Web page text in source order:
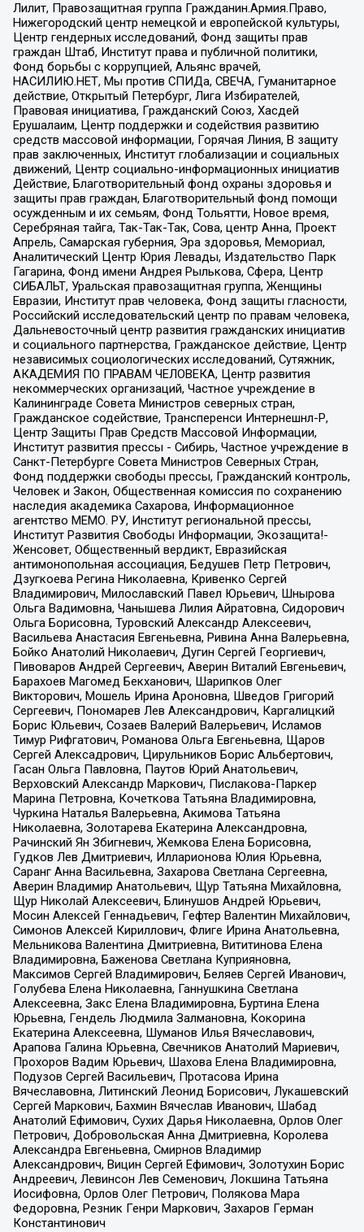
Лилит, Правозащитная группа Гражданин.Армия.Право,
Нижегородский центр немецкой и европейской культуры,
Центр гендерных исследований, Фонд защиты прав
граждан Штаб, Институт права и публичной политики,
Фонд борьбы с коррупцией, Альянс врачей,
НАСИЛИЮ.НЕТ, Мы против СПИДа, СВЕЧА, Гуманитарное
действие, Открытый Петербург, Лига Избирателей,
Правовая инициатива, Гражданский Союз, Хасдей
Ерушалаим, Центр поддержки и содействия развитию
средств массовой информации, Горячая Линия, В защиту
прав заключенных, Институт глобализации и социальных
движений, Центр социально-информационных инициатив
Действие, Благотворительный фонд охраны здоровья и
защиты прав граждан, Благотворительный фонд помощи
осужденным и их семьям, Фонд Тольятти, Новое время,
Серебряная тайга, Так-Так-Так, Сова, центр Анна, Проект
Апрель, Самарская губерния, Эра здоровья, Мемориал,
Аналитический Центр Юрия Левады, Издательство Парк
Гагарина, Фонд имени Андрея Рылькова, Сфера, Центр
СИБАЛЬТ, Уральская правозащитная группа, Женщины
Евразии, Институт прав человека, Фонд защиты гласности,
Российский исследовательский центр по правам человека,
Дальневосточный центр развития гражданских инициатив
и социального партнерства, Гражданское действие, Центр
независимых социологических исследований, Сутяжник,
АКАДЕМИЯ ПО ПРАВАМ ЧЕЛОВЕКА, Центр развития
некоммерческих организаций, Частное учреждение в
Калининграде Совета Министров северных стран,
Гражданское содействие, Трансперенси Интернешнл-Р,
Центр Защиты Прав Средств Массовой Информации,
Институт развития прессы - Сибирь, Частное учреждение в
Санкт-Петербурге Совета Министров Северных Стран,
Фонд поддержки свободы прессы, Гражданский контроль,
Человек и Закон, Общественная комиссия по сохранению
наследия академика Сахарова, Информационное
агентство МЕМО. РУ, Институт региональной прессы,
Институт Развития Свободы Информации, Экозащита!-
Женсовет, Общественный вердикт, Евразийская
антимонопольная ассоциация, Бедушев Петр Петрович,
Дзугкоева Регина Николаевна, Кривенко Сергей
Владимирович, Милославский Павел Юрьевич, Шнырова
Ольга Вадимовна, Чанышева Лилия Айратовна, Сидорович
Ольга Борисовна, Туровский Александр Алексеевич,
Васильева Анастасия Евгеньевна, Ривина Анна Валерьевна,
Бойко Анатолий Николаевич, Дугин Сергей Георгиевич,
Пивоваров Андрей Сергеевич, Аверин Виталий Евгеньевич,
Барахоев Магомед Бекханович, Шарипков Олег
Викторович, Мошель Ирина Ароновна, Шведов Григорий
Сергеевич, Пономарев Лев Александрович, Каргалицкий
Борис Юльевич, Созаев Валерий Валерьевич, Исламов
Тимур Рифгатович, Романова Ольга Евгеньевна, Щаров
Сергей Алексадрович, Цирульников Борис Альбертович,
Гасан Ольга Павловна, Паутов Юрий Анатольевич,
Верховский Александр Маркович, Пислакова-Паркер
Марина Петровна, Кочеткова Татьяна Владимировна,
Чуркина Наталья Валерьевна, Акимова Татьяна
Николаевна, Золотарева Екатерина Александровна,
Рачинский Ян Збигневич, Жемкова Елена Борисовна,
Гудков Лев Дмитриевич, Илларионова Юлия Юрьевна,
Саранг Анна Васильевна, Захарова Светлана Сергеевна,
Аверин Владимир Анатольевич, Щур Татьяна Михайловна,
Щур Николай Алексеевич, Блинушов Андрей Юрьевич,
Мосин Алексей Геннадьевич, Гефтер Валентин Михайлович,
Симонов Алексей Кириллович, Флиге Ирина Анатольевна,
Мельникова Валентина Дмитриевна, Вититинова Елена
Владимировна, Баженова Светлана Куприяновна,
Максимов Сергей Владимирович, Беляев Сергей Иванович,
Голубева Елена Николаевна, Ганнушкина Светлана
Алексеевна, Закс Елена Владимировна, Буртина Елена
Юрьевна, Гендель Людмила Залмановна, Кокорина
Екатерина Алексеевна, Шуманов Илья Вячеславович,
Арапова Галина Юрьевна, Свечников Анатолий Мариевич,
Прохоров Вадим Юрьевич, Шахова Елена Владимировна,
Подузов Сергей Васильевич, Протасова Ирина
Вячеславовна, Литинский Леонид Борисович, Лукашевский
Сергей Маркович, Бахмин Вячеслав Иванович, Шабад
Анатолий Ефимович, Сухих Дарья Николаевна, Орлов Олег
Петрович, Добровольская Анна Дмитриевна, Королева
Александра Евгеньевна, Смирнов Владимир
Александрович, Вицин Сергей Ефимович, Золотухин Борис
Андреевич, Левинсон Лев Семенович, Локшина Татьяна
Иосифовна, Орлов Олег Петрович, Полякова Мара
Федоровна, Резник Генри Маркович, Захаров Герман
Константинович